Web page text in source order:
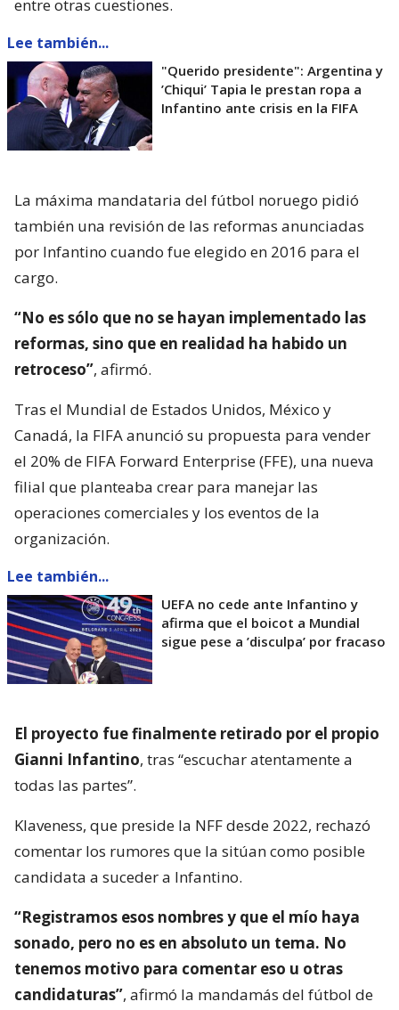
entre otras cuestiones.
Lee también...
"Querido presidente": Argentina y
’Chiqui’ Tapia le prestan ropa a
Infantino ante crisis en la FIFA
La máxima mandataria del fútbol noruego pidió
también una revisión de las reformas anunciadas
por Infantino cuando fue elegido en 2016 para el
cargo.
“No es sólo que no se hayan implementado las
reformas, sino que en realidad ha habido un
retroceso”, afirmó.
Tras el Mundial de Estados Unidos, México y
Canadá, la FIFA anunció su propuesta para vender
el 20% de FIFA Forward Enterprise (FFE), una nueva
filial que planteaba crear para manejar las
operaciones comerciales y los eventos de la
organización.
Lee también...
UEFA no cede ante Infantino y
afirma que el boicot a Mundial
sigue pese a ’disculpa’ por fracaso
El proyecto fue finalmente retirado por el propio
Gianni Infantino, tras “escuchar atentamente a
todas las partes”.
Klaveness, que preside la NFF desde 2022, rechazó
comentar los rumores que la sitúan como posible
candidata a suceder a Infantino.
“Registramos esos nombres y que el mío haya
sonado, pero no es en absoluto un tema. No
tenemos motivo para comentar eso u otras
candidaturas”, afirmó la mandamás del fútbol de